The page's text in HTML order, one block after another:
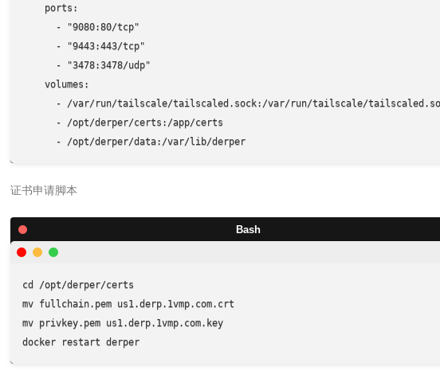
    ports:
      - "9080:80/tcp"
      - "9443:443/tcp"
      - "3478:3478/udp"
    volumes:
- /var/run/tailscale/tailscaled.sock:/var/run/tailscale/
      - /opt/derper/certs:/app/certs
      - /opt/derper/data:/var/lib/derper
证书申请脚本
cd
mv
mv privkey.pem us1.derp.1vmp.com.key
docker restart derper
Bash